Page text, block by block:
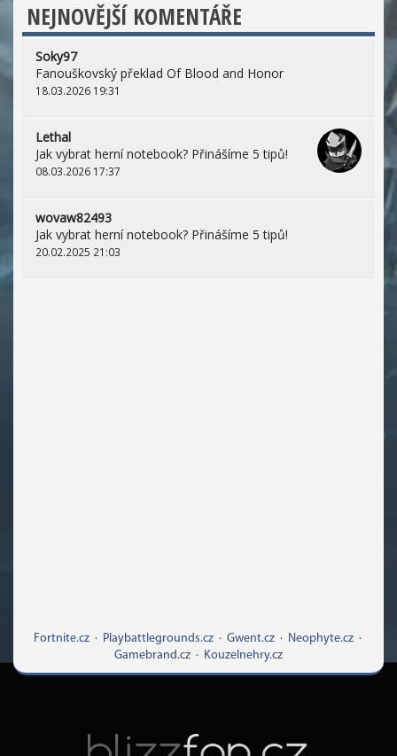
NEJNOVĚJŠÍ KOMENTÁŘE
Soky97
Fanouškovský překlad Of Blood and Honor
18.03.2026 19:31
Lethal
Jak vybrat herní notebook? Přinášíme 5 tipů!
08.03.2026 17:37
wovaw82493
Jak vybrat herní notebook? Přinášíme 5 tipů!
20.02.2025 21:03
Fortnite.cz· Playbattlegrounds.cz· Gwent.cz· Neophyte.cz·
Gamebrand.cz · Kouzelnehry.cz